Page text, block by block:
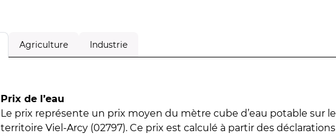
Agriculture Industrie
Prix de l’eau
Le prix représente un prix moyen du mètre cube d’eau potable sur le
territoire Viel-Arcy (02797). Ce prix est calculé à partir des déclarations